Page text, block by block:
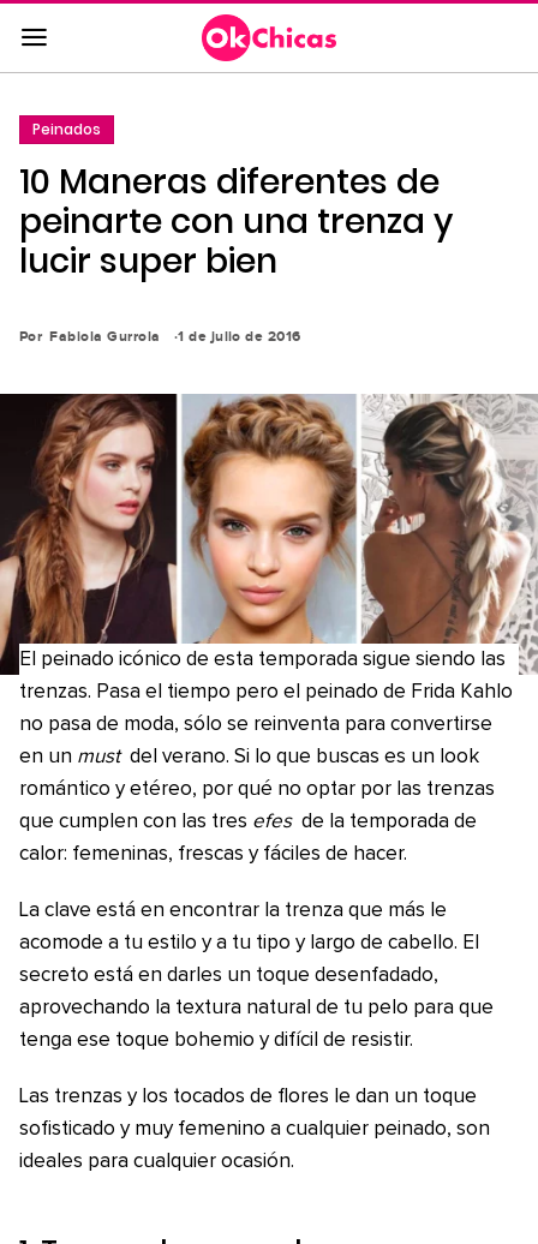
Saltar
al
contenido
la
navegación
principal
Peinados
10 Maneras diferentes de
peinarte con una trenza y
lucir super bien
Por Fabiola Gurrola 1 de julio de 2016
El peinado icónico de esta temporada sigue siendo las
trenzas. Pasa el tiempo pero el peinado de Frida Kahlo
no pasa de moda, sólo se reinventa para convertirse
en un must del verano. Si lo que buscas es un look
romántico y etéreo, por qué no optar por las trenzas
que cumplen con las tres efes de la temporada de
calor: femeninas, frescas y fáciles de hacer.
La clave está en encontrar la trenza que más le
acomode a tu estilo y a tu tipo y largo de cabello. El
secreto está en darles un toque desenfadado,
aprovechando la textura natural de tu pelo para que
tenga ese toque bohemio y difícil de resistir.
Las trenzas y los tocados de flores le dan un toque
sofisticado y muy femenino a cualquier peinado, son
ideales para cualquier ocasión.